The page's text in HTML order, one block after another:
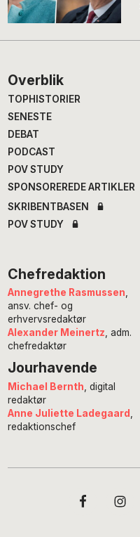
Footer
Overblik
TOPHISTORIER
SENESTE
DEBAT
PODCAST
POV STUDY
SPONSOREREDE ARTIKLER
SKRIBENTBASEN
POV STUDY
Chefredaktion
Annegrethe Rasmussen,
ansv. chef- og
erhvervsredaktør
Alexander Meinertz, adm.
chefredaktør
Jourhavende
Michael Bernth, digital
redaktør
Anne Juliette Ladegaard ,
redaktionschef